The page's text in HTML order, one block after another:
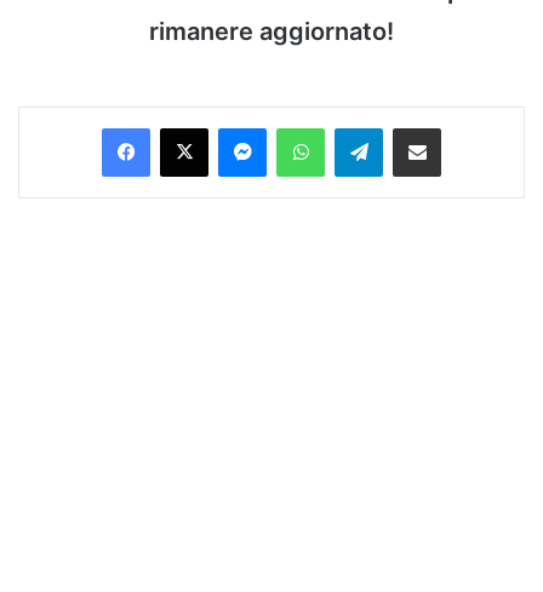
rimanere aggiornato!
Facebook
X MessengerWhatsAppTelegramCondividi via Email